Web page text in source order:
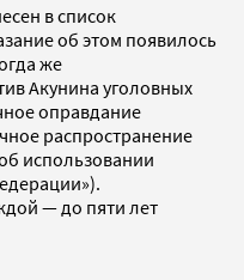
в список
об этом появилось
же
Акунина уголовных
оправдание
распространение
использовании
— до пяти лет